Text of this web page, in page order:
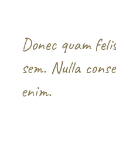
Donec quam
sem. Nulla
enim.